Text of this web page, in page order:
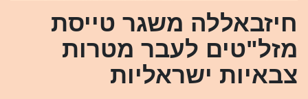
חיזבאללה משגר טייסת
מזל"טים לעבר מטרות
צבאיות ישראליות